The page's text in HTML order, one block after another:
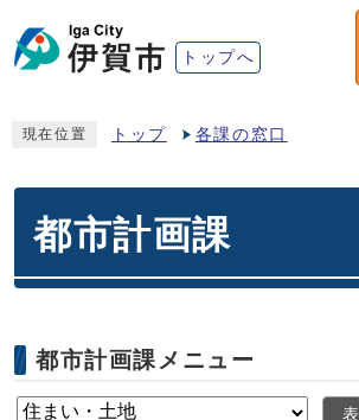
トップへ
現在位置 トップ 各課の窓口
都市計画課
都市計画課メニュー